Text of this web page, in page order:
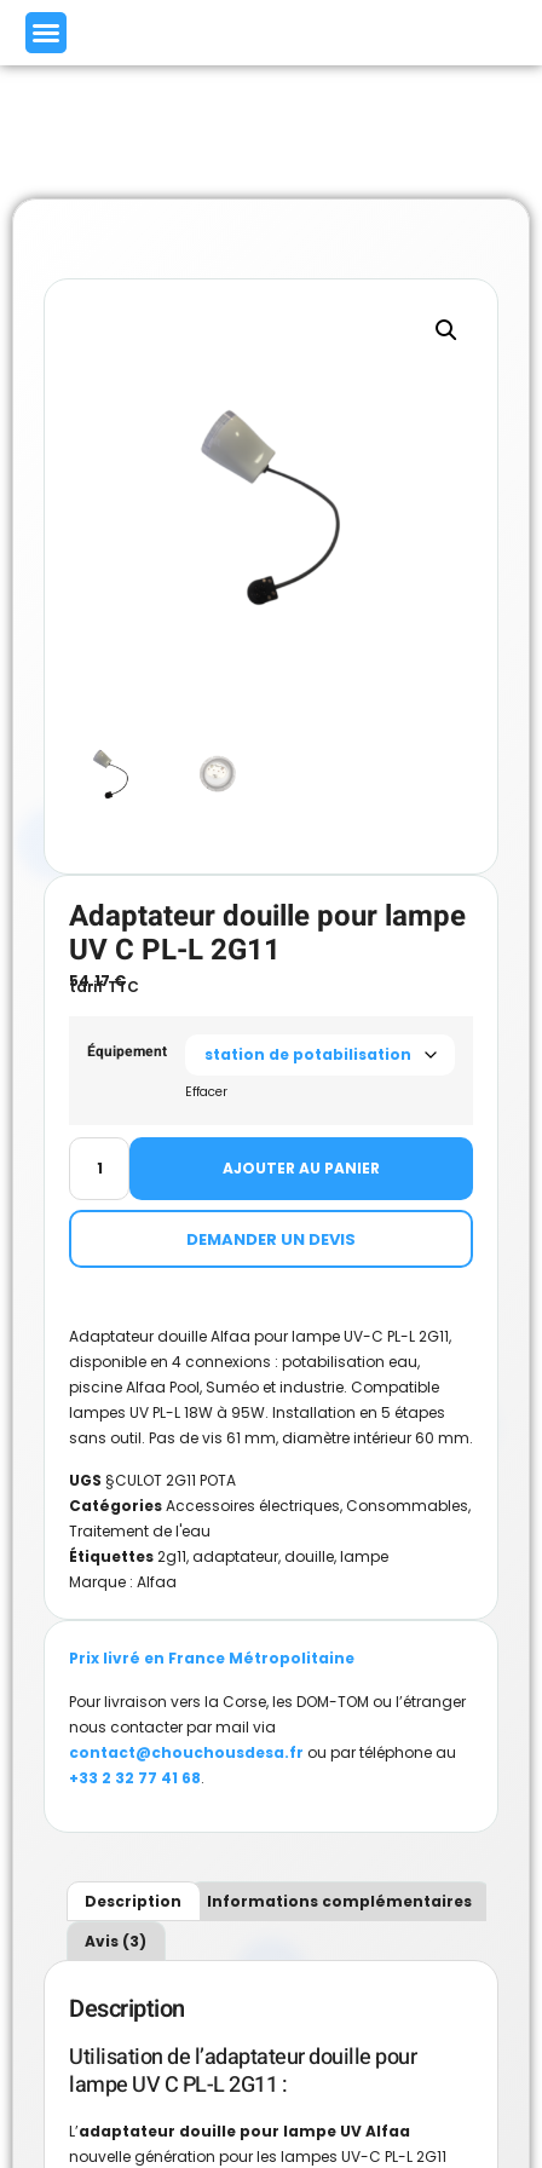
Adaptateur douille pour lampe
UV C PL-L 2G11
54.17€
tarif TTC
Équipement
Effacer
AJOUTER AU PANIER
DEMANDER UN DEVIS
Adaptateur douille Alfaa pour lampe UV-C PL-L 2G11,
disponible en 4 connexions : potabilisation eau,
piscine Alfaa Pool, Suméo et industrie. Compatible
lampes UV PL-L 18W à 95W. Installation en 5 étapes
sans outil. Pas de vis 61 mm, diamètre intérieur 60 mm.
UGS §CULOT 2G11 POTA
CatégoriesAccessoires électriques,Consommables,
Traitement de l'eau
Étiquettes2g11,adaptateur,douille,lampe
Marque : Alfaa
Prix livré en France Métropolitaine
Pour livraison vers la Corse, les DOM-TOM ou l’étranger
nous contacter par mail via
contact@chouchousdesa.fr ou par téléphone au
+33 2 32 77 41 68.
Description
Informations complémentaires
Avis (3)
Description
Utilisation de l’adaptateur douille pour
lampe UV C PL-L 2G11 :
L’adaptateur douille pour lampe UV Alfaa
nouvelle génération pour les lampes UV-C PL-L 2G11